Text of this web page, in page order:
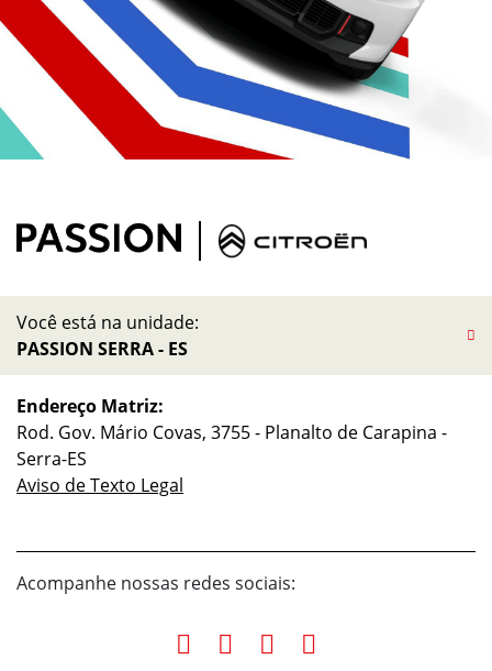
Você está na unidade:
PASSION SERRA - ES
Endereço Matriz:
Rod. Gov. Mário Covas, 3755 - Planalto de Carapina -
Serra-ES
Aviso de Texto Legal
Acompanhe nossas redes sociais: